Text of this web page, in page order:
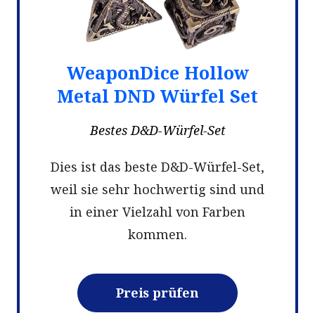
WeaponDice Hollow
Metal DND Würfel Set
Bestes D&D-Würfel-Set
Dies ist das beste D&D-Würfel-Set,
weil sie sehr hochwertig sind und
in einer Vielzahl von Farben
kommen.
Preis prüfen